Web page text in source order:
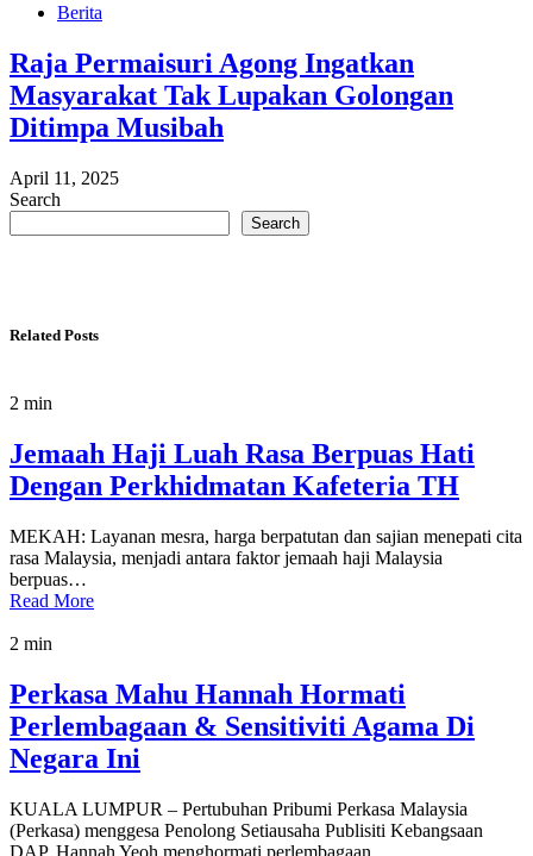
Berita
Raja Permaisuri Agong Ingatkan
Masyarakat Tak Lupakan Golongan
Ditimpa Musibah
April 11, 2025
Search
Search
Related Posts
2 min
Jemaah Haji Luah Rasa Berpuas Hati
Dengan Perkhidmatan Kafeteria TH
MEKAH: Layanan mesra, harga berpatutan dan sajian menepati cita
rasa Malaysia, menjadi antara faktor jemaah haji Malaysia
berpuas…
Read More
2 min
Perkasa Mahu Hannah Hormati
Perlembagaan & Sensitiviti Agama Di
Negara Ini
KUALA LUMPUR – Pertubuhan Pribumi Perkasa Malaysia
(Perkasa) menggesa Penolong Setiausaha Publisiti Kebangsaan
DAP, Hannah Yeoh menghormati perlembagaan…